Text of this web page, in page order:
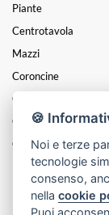
Piante
Centrotavola
Mazzi
Coroncine
Composizioni
Cesti
Cuori
Funebre
🍪
Noi e terze
tecnologie
consenso,
nellacookie
Puoi